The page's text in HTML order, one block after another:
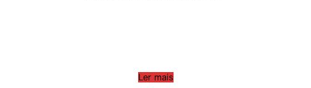
Ler mais